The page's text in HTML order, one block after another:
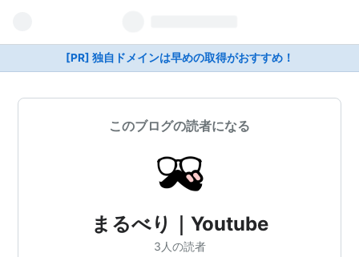
[PR] 独自ドメインは早めの取得がおすすめ！
このブログの読者になる
まるべり｜Youtube
3人の読者